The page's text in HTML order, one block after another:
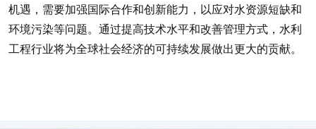
机遇，需要加强国际合作和创新能力，以应对水资源短缺和
环境污染等问题。通过提高技术水平和改善管理方式，水利
工程行业将为全球社会经济的可持续发展做出更大的贡献。